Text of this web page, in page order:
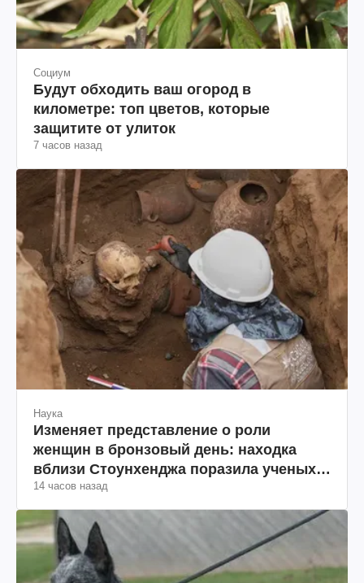
Социум
Будут обходить ваш огород в
километре: топ цветов, которые
защитите от улиток
7 часов назад
Наука
Изменяет представление о роли
женщин в бронзовый день: находка
вблизи Стоунхенджа поразила ученых
(фото)
14 часов назад